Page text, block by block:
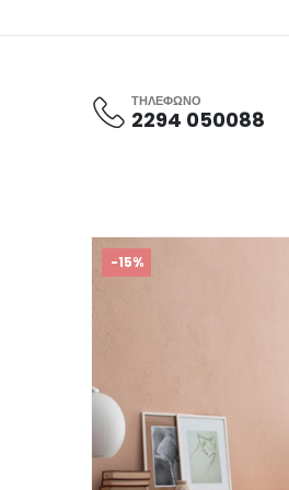
ΤΗΛΕΦΩΝΟ
2294 050088
-15%